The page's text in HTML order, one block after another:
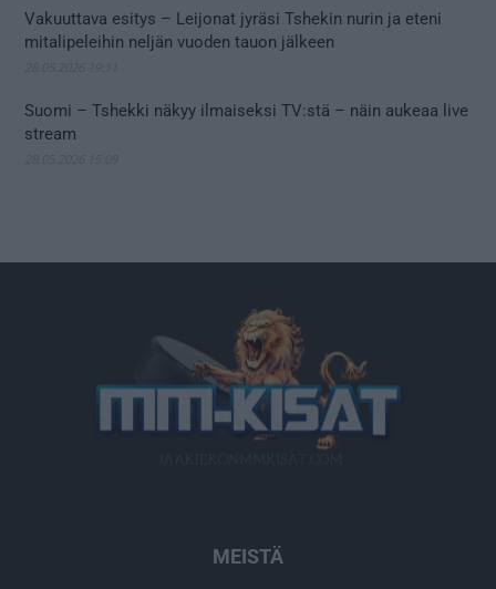
Vakuuttava esitys – Leijonat jyräsi Tshekin nurin ja eteni
mitalipeleihin neljän vuoden tauon jälkeen
Suomi – Tshekki näkyy ilmaiseksi TV:stä – näin aukeaa live
stream
MEISTÄ